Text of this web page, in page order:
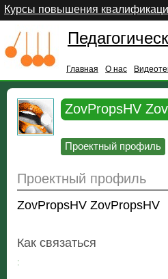
Курсы повышения
Главная О нас
ZovPropsHV
Проектный профиль
Проектный профиль
ZovPropsHV ZovPropsHV
Как связаться
: